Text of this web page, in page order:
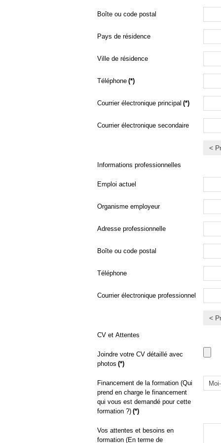
Boîte ou code postal
Pays de résidence
Ville de résidence
Téléphone (*)
Courrier électronique principal (*)
Courrier électronique secondaire
<
Informations professionnelles
Emploi actuel
Organisme employeur
Adresse professionnelle
Boîte ou code postal
Téléphone
Courrier électronique professionnel
<
CV et Attentes
Joindre votre CV détaillé avec
photos (*)
Financement de la formation (Qui
prend en charge le financement
qui vous est demandé pour cette
formation ?) (*)
Vos attentes et besoins en
formation (En terme de